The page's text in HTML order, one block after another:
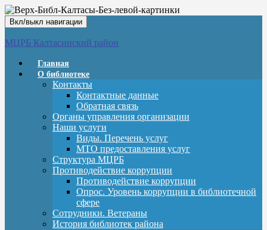
Вкл/выкл навигации
МЦРБ Калтасинский район
Главная
О библиотеке
Контакты
Контактные данные
Обратная связь
Органы управления организации
Наши услуги
Виды. Перечень услуг
МТО предоставления услуг
Структура МЦРБ
Противодействие коррупции
Противодействие коррупции
Опрос. Уровень коррупции в библиотечной
сфере
Сотрудники. Ветераны
История библиотек района